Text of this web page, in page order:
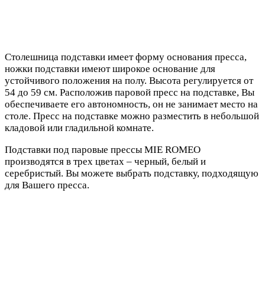
Столешница подставки имеет форму основания пресса,
ножки подставки имеют широкое основание для
устойчивого положения на полу. Высота регулируется от
54 до 59 см. Расположив паровой пресс на подставке, Вы
обеспечиваете его автономность, он не занимает место на
столе. Пресс на подставке можно разместить в небольшой
кладовой или гладильной комнате.
Подставки под паровые прессы MIE ROMEO
производятся в трех цветах – черный, белый и
серебристый. Вы можете выбрать подставку, подходящую
для Вашего пресса.